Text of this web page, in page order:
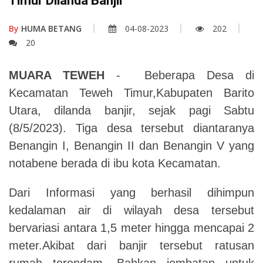
By HUMA BETANG 04-08-2023
202
20
MUARA TEWEH - Beberapa Desa di
Kecamatan Teweh Timur,Kabupaten Barito
Utara, dilanda banjir, sejak pagi Sabtu
(8/5/2023). Tiga desa tersebut diantaranya
Benangin I, Benangin II dan Benangin V yang
notabene berada di ibu kota Kecamatan.
Dari Informasi yang berhasil dihimpun
kedalaman air di wilayah desa tersebut
bervariasi antara 1,5 meter hingga mencapai 2
meter.Akibat dari banjir tersebut ratusan